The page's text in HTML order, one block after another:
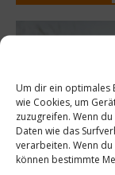
Um dir ein optimales
wie Cookies, um
zuzugreifen. Wenn
Daten wie das
verarbeiten. Wenn
können bestimmte
19. Juli 2020